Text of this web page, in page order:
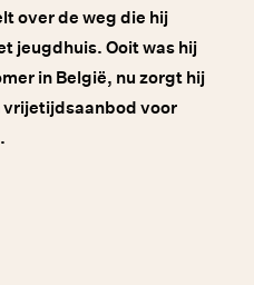
over de weg die hij
jeugdhuis. Ooit was hij
in België, nu zorgt hij
vrijetijdsaanbod voor